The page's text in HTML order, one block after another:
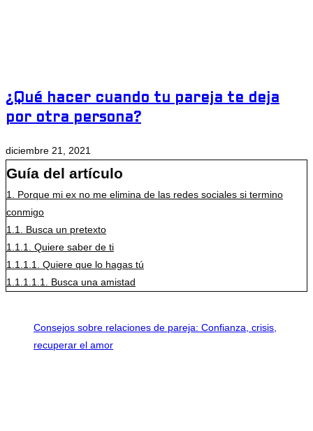
¿Qué hacer cuando tu pareja te deja
por otra persona?
diciembre 21, 2021
Guía del artículo
1.
Porque mi ex no me elimina de las redes sociales si termino
conmigo
1.1.
Busca un pretexto
1.1.1.
Quiere saber de ti
1.1.1.1.
Quiere que lo hagas tú
1.1.1.1.1.
Busca una amistad
Consejos sobre relaciones de pareja: Confianza, crisis,
recuperar el amor